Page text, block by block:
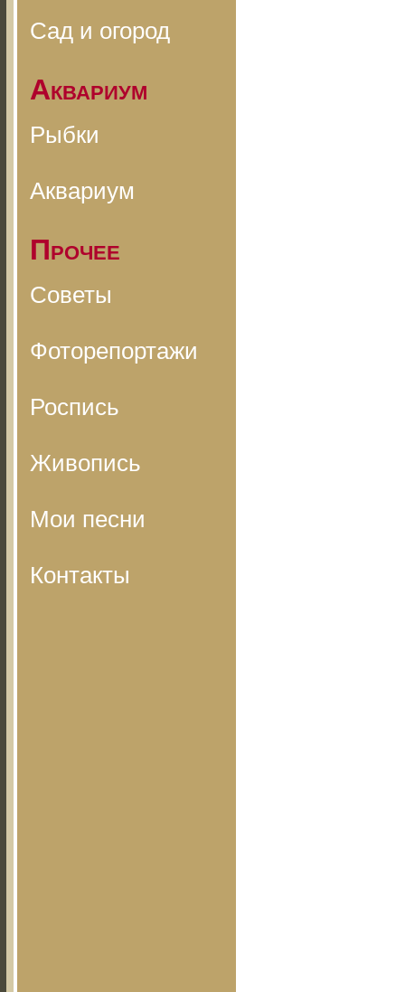
Сад и огород
Аквариум
Рыбки
Аквариум
Прочее
Советы
Фоторепортажи
Роспись
Живопись
Мои песни
Контакты